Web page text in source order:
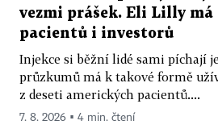
vezmi prášek. Eli Lilly má
pacientů i investorů
Injekce si běžní lidé sami píchají
průzkumů má k takové formě
z deseti amerických pacientů....
7. 8. 2026 ▪ 4 min. čtení